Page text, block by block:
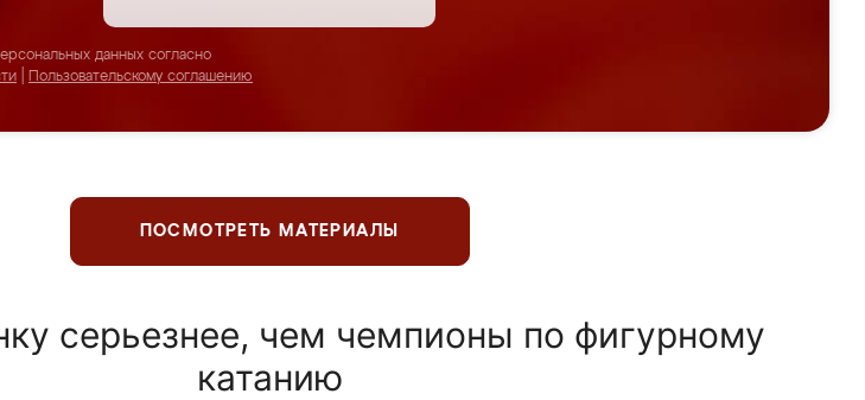
данных согласно
Пользовательскому соглашению
ПОСМОТРЕТЬ МАТЕРИАЛЫ
серьезнее, чем чемпионы по фигурному
катанию